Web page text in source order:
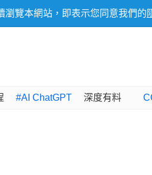
覽本網站，即表示您同意我們的
#AI ChatGPT 深度有料